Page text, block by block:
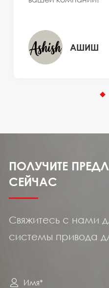
АШИШ
ПОЛУЧИТЕ
СЕЙЧАС
Свяжитесь с нами
системы привода
